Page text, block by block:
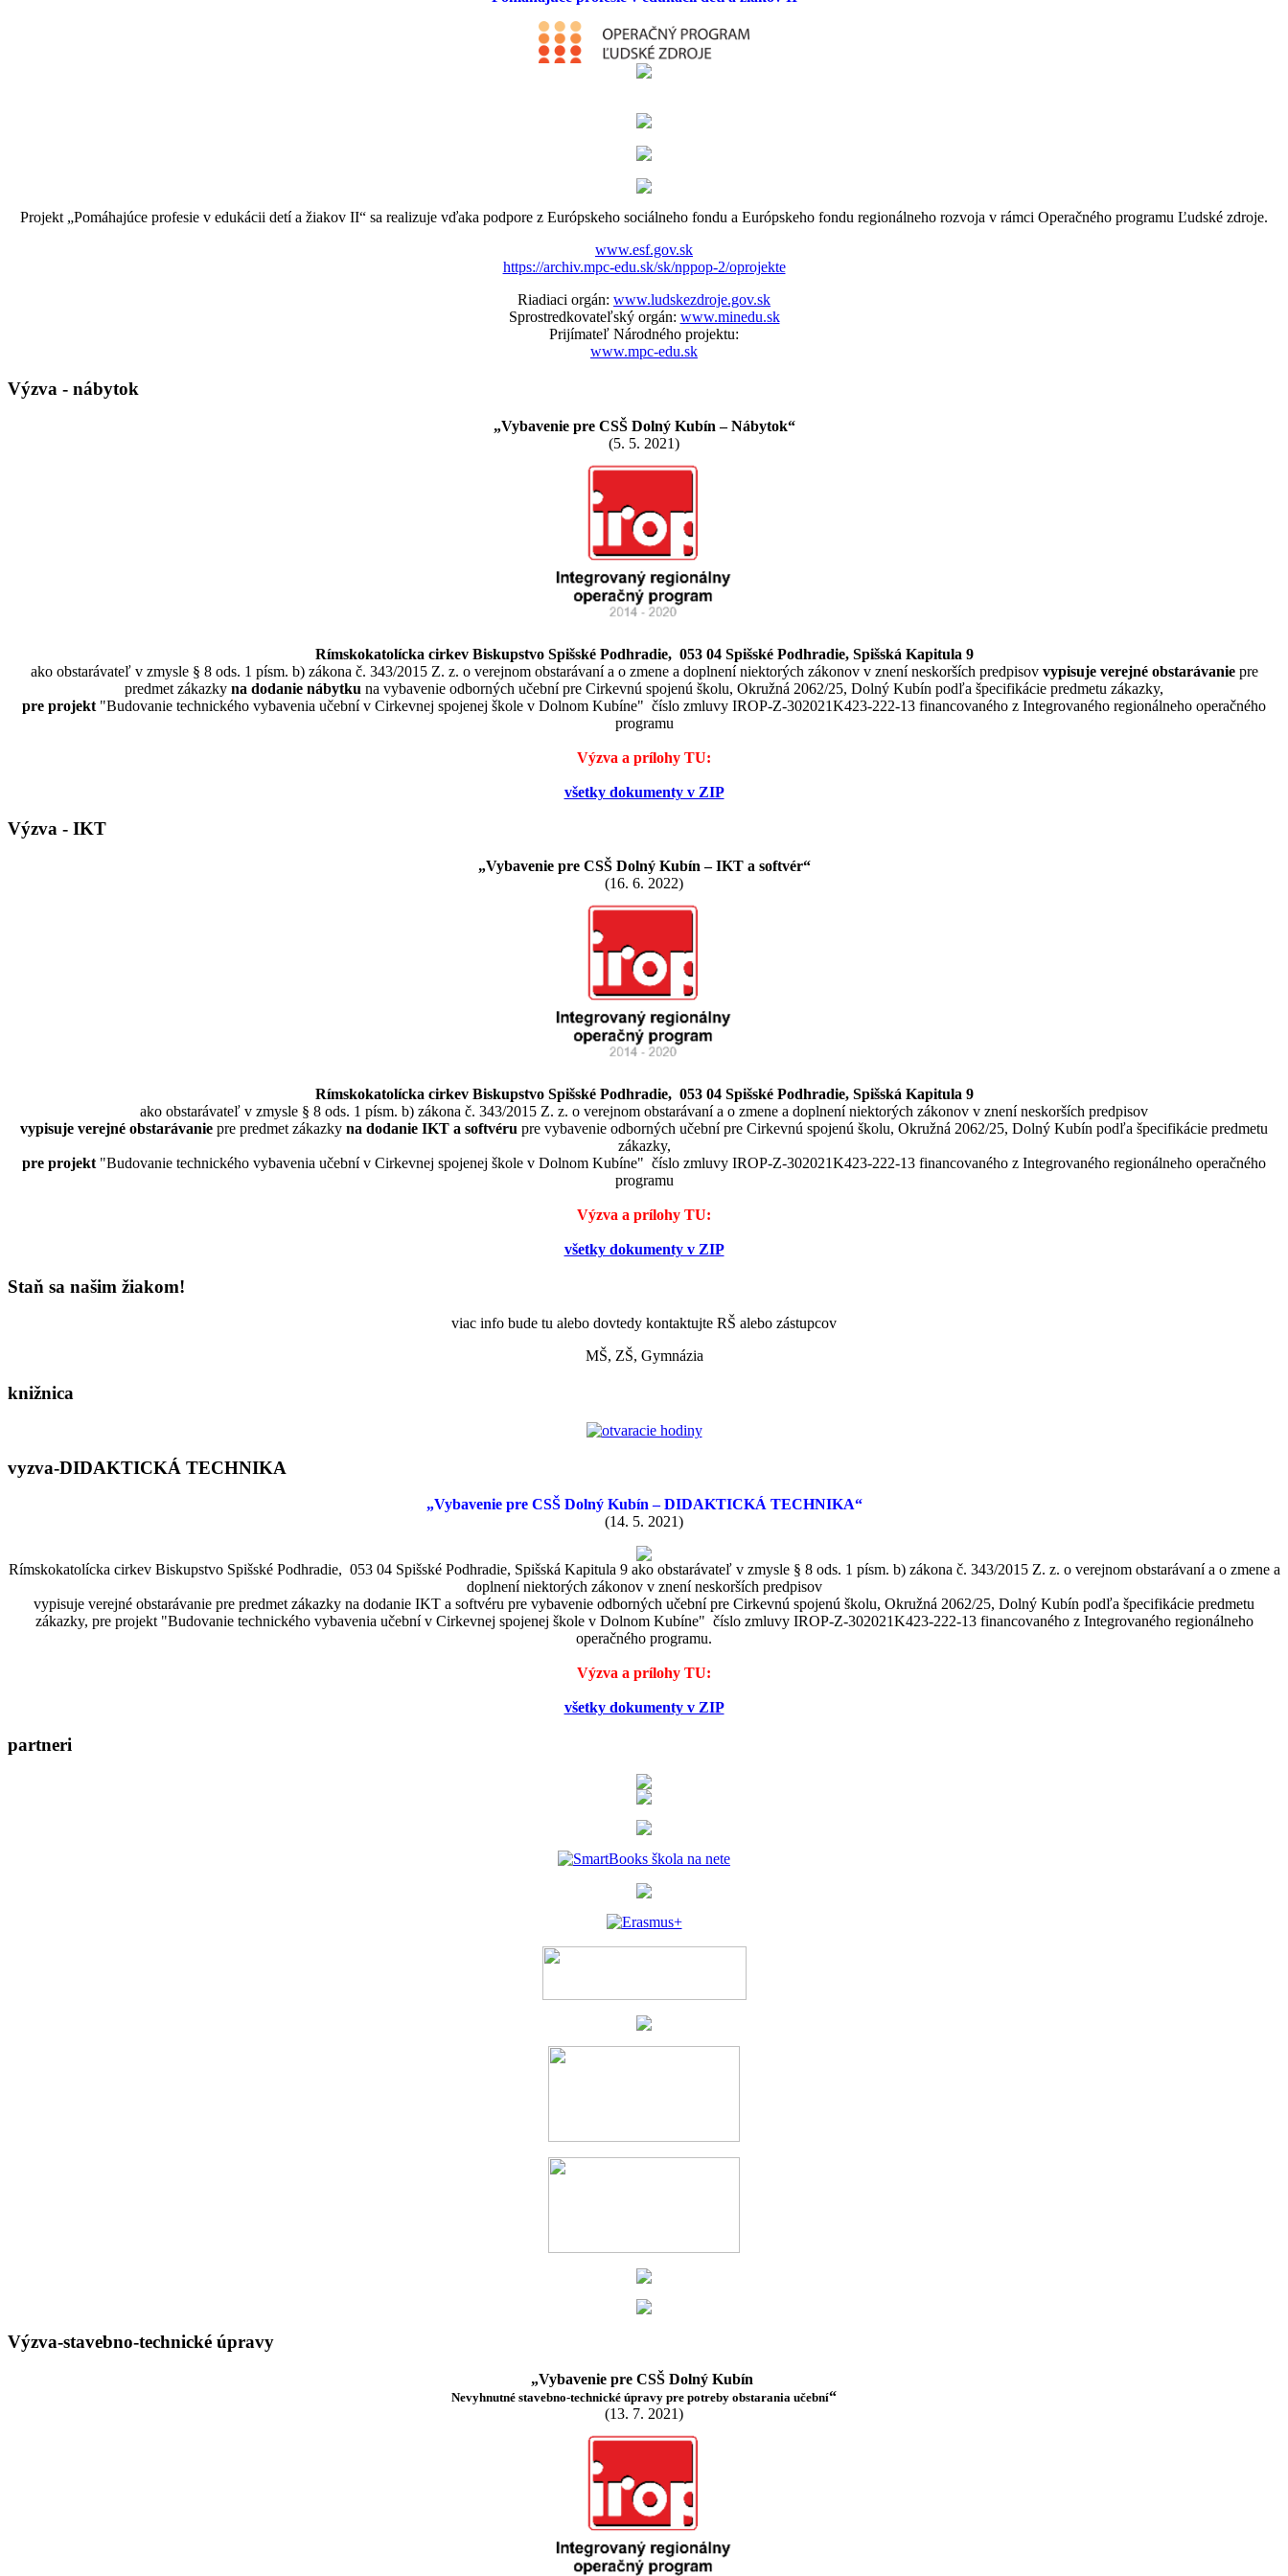
Projekt „Pomáhajúce profesie v edukácii detí a žiakov II“ sa realizuje vďaka podpore z Európskeho sociálneho fondu a Európskeho fondu regionálneho rozvoja v rámci Operačného programu Ľudské zdroje.
www.esf.gov.sk
https://archiv.mpc-edu.sk/sk/nppop-2/oprojekte
Riadiaci orgán: www.ludskezdroje.gov.sk
Sprostredkovateľský orgán: www.minedu.sk
Prijímateľ Národného projektu:
www.mpc-edu.sk
Výzva - nábytok
„Vybavenie pre CSŠ Dolný Kubín – Nábytok“
(5. 5. 2021)
Rímskokatolícka cirkev Biskupstvo Spišské Podhradie, 053 04 Spišské Podhradie, Spišská Kapitula 9
ako obstarávateľ v zmysle § 8 ods. 1 písm. b) zákona č. 343/2015 Z. z. o verejnom obstarávaní a o zmene a doplnení niektorých zákonov v znení neskorších predpisov vypisuje verejné obstarávaniepre
predmet zákazky na dodanie nábytku na vybavenie odborných učební pre Cirkevnú spojenú školu, Okružná 2062/25, Dolný Kubín podľa špecifikácie predmetu zákazky,
pre projekt "Budovanie technického vybavenia učební v Cirkevnej spojenej škole v Dolnom Kubíne" číslo zmluvy IROP-Z-302021K423-222-13 financovaného z Integrovaného regionálneho operačného
programu
Výzva a prílohy TU:
všetky dokumenty v ZIP
Výzva - IKT
„Vybavenie pre CSŠ Dolný Kubín – IKT a softvér“
(16. 6. 2022)
Rímskokatolícka cirkev Biskupstvo Spišské Podhradie, 053 04 Spišské Podhradie, Spišská Kapitula 9
ako obstarávateľ v zmysle § 8 ods. 1 písm. b) zákona č. 343/2015 Z. z. o verejnom obstarávaní a o zmene a doplnení niektorých zákonov v znení neskorších predpisov
vypisuje verejné obstarávanie pre predmet zákazky na dodanie IKT a softvéru pre vybavenie odborných učební pre Cirkevnú spojenú školu, Okružná 2062/25, Dolný Kubín podľa špecifikácie predmetu
zákazky,
pre projekt "Budovanie technického vybavenia učební v Cirkevnej spojenej škole v Dolnom Kubíne" číslo zmluvy IROP-Z-302021K423-222-13 financovaného z Integrovaného regionálneho operačného
programu
Výzva a prílohy TU:
všetky dokumenty v ZIP
Staň sa našim žiakom!
viac info bude tu alebo dovtedy kontaktujte RŠ alebo zástupcov
MŠ, ZŠ, Gymnázia
knižnica
vyzva-DIDAKTICKÁ TECHNIKA
„Vybavenie pre CSŠ Dolný Kubín – DIDAKTICKÁ TECHNIKA“
(14. 5. 2021)
Rímskokatolícka cirkev Biskupstvo Spišské Podhradie, 053 04 Spišské Podhradie, Spišská Kapitula 9 ako obstarávateľ v zmysle § 8 ods. 1 písm. b) zákona č. 343/2015 Z. z. o verejnom obstarávaní a o zmene a
doplnení niektorých zákonov v znení neskorších predpisov
vypisuje verejné obstarávanie pre predmet zákazky na dodanie IKT a softvéru pre vybavenie odborných učební pre Cirkevnú spojenú školu, Okružná 2062/25, Dolný Kubín podľa špecifikácie predmetu
zákazky, pre projekt "Budovanie technického vybavenia učební v Cirkevnej spojenej škole v Dolnom Kubíne" číslo zmluvy IROP-Z-302021K423-222-13 financovaného z Integrovaného regionálneho
operačného programu.
Výzva a prílohy TU:
všetky dokumenty v ZIP
partneri
Výzva-stavebno-technické úpravy
„Vybavenie pre CSŠ Dolný Kubín
Nevyhnutné stavebno-technické úpravy pre potreby obstarania učební“
(13. 7. 2021)